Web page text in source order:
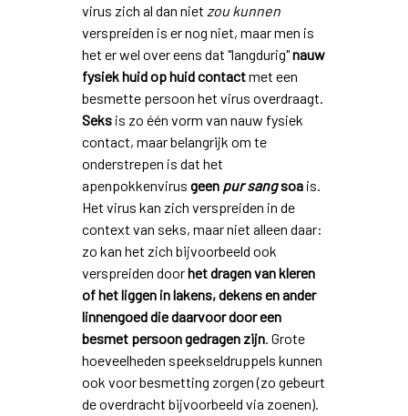
virus zich al dan niet zou kunnen
verspreiden is er nog niet, maar men is
het er wel over eens dat "langdurig"nauw
fysiek huid op huid contactmet een
besmette persoon het virus overdraagt.
Seksis zo één vorm van nauw fysiek
contact, maar belangrijk om te
onderstrepen is dat het
apenpokkenvirus geen pur sangsoais.
Het virus kan zich verspreiden in de
context van seks, maar niet alleen daar:
zo kan het zich bijvoorbeeld ook
verspreiden doorhet dragen van kleren
of het liggen in lakens, dekens en ander
linnengoed die daarvoor door een
besmet persoon gedragen zijn. Grote
hoeveelheden speekseldruppels kunnen
ook voor besmetting zorgen (zo gebeurt
de overdracht bijvoorbeeld via zoenen).